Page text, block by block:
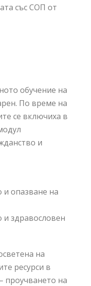
със СОП от
обучение на
По време на
се включиха в
и
и опазване на
и здравословен
на
ресурси в
проучването на